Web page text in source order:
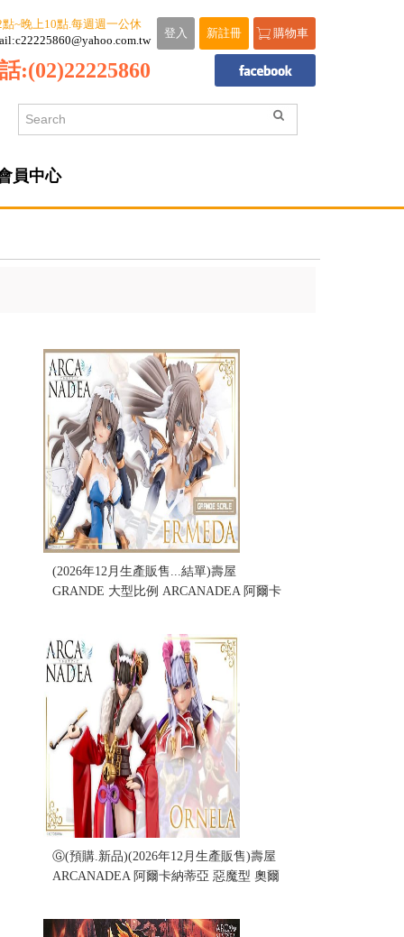
購物車
新註冊
登入
~晚上10點.每週週一公休
:(02)22225860
員中心
(2026年12月生產販售...結單)壽屋
GRANDE 大型比例 ARCANADEA 阿爾卡
Ⓖ(預購.新品)(2026年12月生產販售)壽屋
ARCANADEA 阿爾卡納蒂亞 惡魔型 奧爾
售價:1500